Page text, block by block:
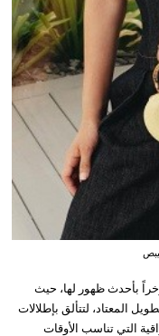
بأحدث ظهور لها، حيث
المعتاد، لتتألق بإطلالات
التي تناسب الأوقات